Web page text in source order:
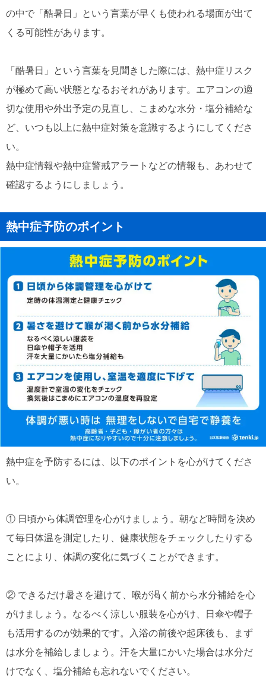
の中で「酷暑日」という言葉が早くも使われる場面が出て
くる可能性があります。
「酷暑日」という言葉を見聞きした際には、熱中症リスク
が極めて高い状態となるおそれがあります。エアコンの適
切な使用や外出予定の見直し、こまめな水分・塩分補給な
ど、いつも以上に熱中症対策を意識するようにしてくださ
い。
熱中症情報や熱中症警戒アラートなどの情報も、あわせて
確認するようにしましょう。
熱中症予防のポイント
熱中症を予防するには、以下のポイントを心がけてくださ
い。
① 日頃から体調管理を心がけましょう。朝など時間を決め
て毎日体温を測定したり、健康状態をチェックしたりする
ことにより、体調の変化に気づくことができます。
② できるだけ暑さを避けて、喉が渇く前から水分補給を心
がけましょう。なるべく涼しい服装を心がけ、日傘や帽子
も活用するのが効果的です。入浴の前後や起床後も、まず
は水分を補給しましょう。汗を大量にかいた場合は水分だ
けでなく、塩分補給も忘れないでください。